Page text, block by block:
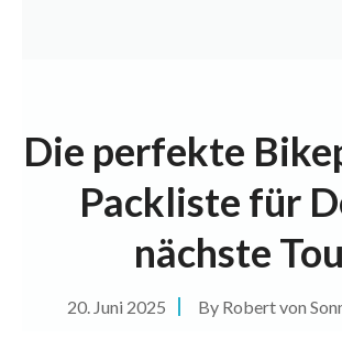
Die perfekte
Packliste für
nächste
20. Juni 2025 By Robert von